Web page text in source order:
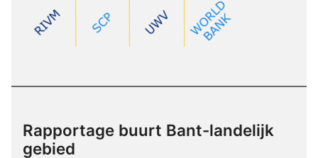
Rapportage buurt Bant-landelijk
gebied